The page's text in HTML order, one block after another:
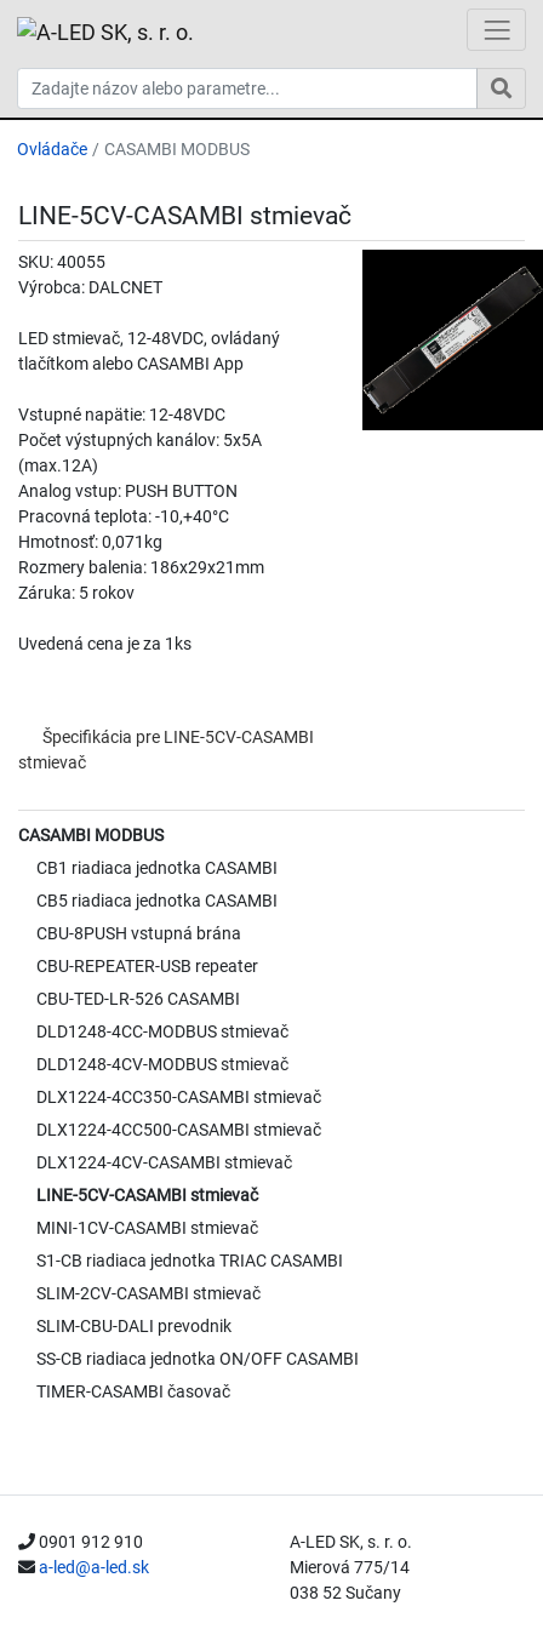
Ovládače CASAMBI MODBUS
CASAMBI MODBUS
CB1 riadiaca jednotka CASAMBI
CB5 riadiaca jednotka CASAMBI
CBU-8PUSH vstupná brána
CBU-REPEATER-USB repeater
CBU-TED-LR-526 CASAMBI
DLD1248-4CC-MODBUS stmievač
DLD1248-4CV-MODBUS stmievač
DLX1224-4CC350-CASAMBI stmievač
DLX1224-4CC500-CASAMBI stmievač
DLX1224-4CV-CASAMBI stmievač
LINE-5CV-CASAMBI stmievač
MINI-1CV-CASAMBI stmievač
S1-CB riadiaca jednotka TRIAC CASAMBI
SLIM-2CV-CASAMBI stmievač
SLIM-CBU-DALI prevodnik
SS-CB riadiaca jednotka ON/OFF CASAMBI
TIMER-CASAMBI časovač
LINE-5CV-CASAMBI stmievač
SKU: 40055
Výrobca: DALCNET
LED stmievač, 12-48VDC, ovládaný
tlačítkom alebo CASAMBI App
Vstupné napätie: 12-48VDC
Počet výstupných kanálov: 5x5A
(max.12A)
Analog vstup: PUSH BUTTON
Pracovná teplota: -10,+40°C
Hmotnosť: 0,071kg
Rozmery balenia: 186x29x21mm
Záruka: 5 rokov
Uvedená cena je za 1ks
Špecifikácia pre LINE-5CV-CASAMBI
stmievač
0901 912 910
a-led@a-led.sk
A-LED SK, s. r. o.
Mierová 775/14
038 52 Sučany